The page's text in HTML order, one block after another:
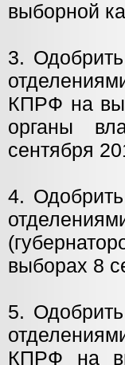
выборной
3.
КПРФ на
органы
сентября
4.
выборах 8
5.
КПРФ на